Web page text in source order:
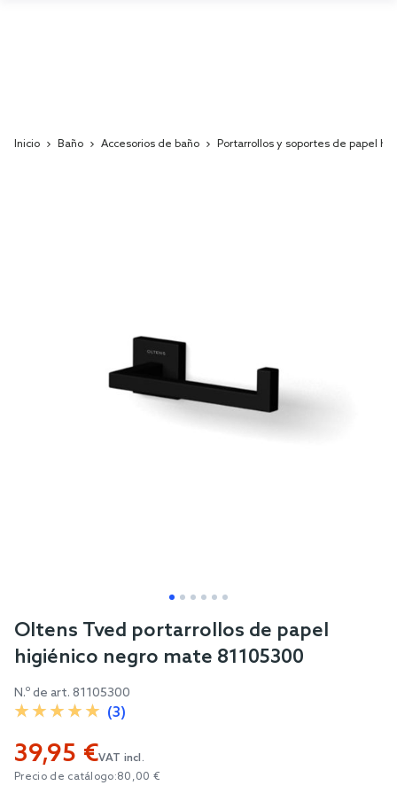
Inicio Baño Accesorios de baño Portarrollos y soportes de papel
Skip
to
the
beginning
of
images
gallery
Oltens Tved portarrollos de papel
higiénico negro mate 81105300
N.º de art. 81105300
(3)
39,95 €VAT incl.
Precio de catálogo:80,00 €